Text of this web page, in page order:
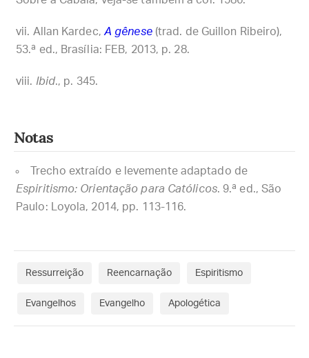
Allan Kardec, A gênese (trad. de Guillon Ribeiro),
53.ª ed., Brasília: FEB, 2013, p. 28.
Ibid., p. 345.
Notas
Trecho extraído e levemente adaptado de
Espiritismo: Orientação para Católicos. 9.ª ed., São
Paulo: Loyola, 2014, pp. 113-116.
Ressurreição Reencarnação Espiritismo
Evangelhos Evangelho Apologética